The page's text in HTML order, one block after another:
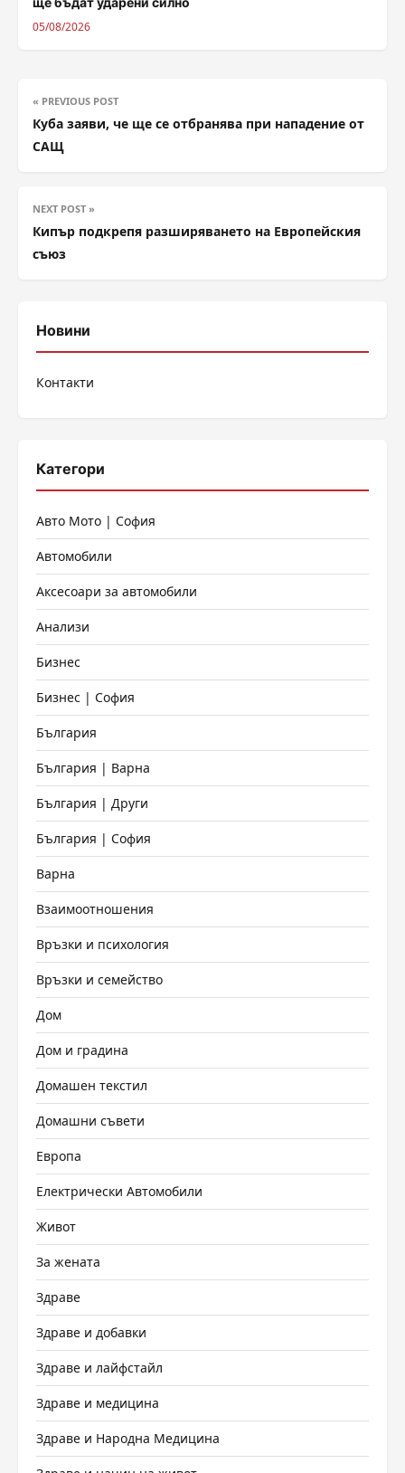
05/08/2026
« PREVIOUS POST
Куба заяви, че ще се отбранява при нападение от
САЩ
NEXT POST »
Кипър подкрепя разширяването на Европейския
съюз
Новини
Контакти
Категори
Авто Мото | София
Автомобили
Аксесоари за автомобили
Анализи
Бизнес
Бизнес | София
България
България | Варна
България | Други
България | София
Варна
Взаимоотношения
Връзки и психология
Връзки и семейство
Дом
Дом и градина
Домашен текстил
Домашни съвети
Европа
Електрически Автомобили
Живот
За жената
Здраве
Здраве и добавки
Здраве и лайфстайл
Здраве и медицина
Здраве и Народна Медицина